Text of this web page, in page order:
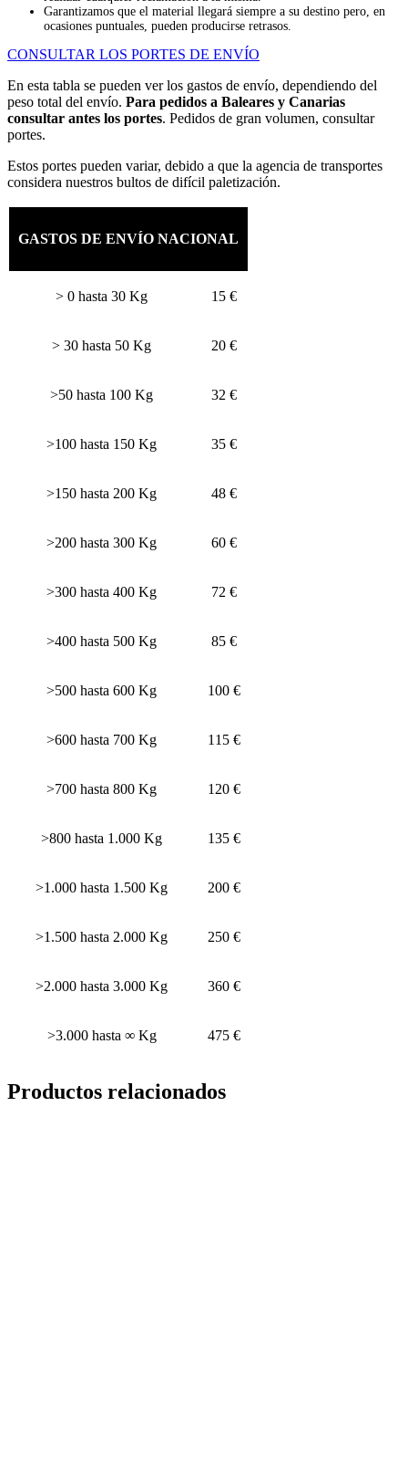
Garantizamos que el material llegará siempre a su destino pero, en
ocasiones puntuales, pueden producirse retrasos.
CONSULTAR LOS PORTES DE ENVÍO
En esta tabla se pueden ver los gastos de envío, dependiendo del
peso total del envío. Para pedidos a Baleares y Canarias
consultar antes los portes. Pedidos de gran volumen, consultar
portes.
Estos portes pueden variar, debido a que la agencia de transportes
considera nuestros bultos de difícil paletización.
GASTOS DE ENVÍO NACIONAL
> 0 hasta 30 Kg 15 €
> 30 hasta 50 Kg 20 €
>50 hasta 100 Kg 32 €
>100 hasta 150 Kg 35 €
>150 hasta 200 Kg 48 €
>200 hasta 300 Kg 60 €
>300 hasta 400 Kg 72 €
>400 hasta 500 Kg 85 €
>500 hasta 600 Kg 100 €
>600 hasta 700 Kg 115 €
>700 hasta 800 Kg 120 €
>800 hasta 1.000 Kg 135 €
>1.000 hasta 1.500 Kg 200 €
>1.500 hasta 2.000 Kg 250 €
>2.000 hasta 3.000 Kg 360 €
>3.000 hasta ∞ Kg 475 €
Productos relacionados